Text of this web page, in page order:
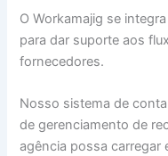
O Workamajig se
para dar suporte aos
fornecedores.
Nosso sistema de
de gerenciamento de
agência possa carregar